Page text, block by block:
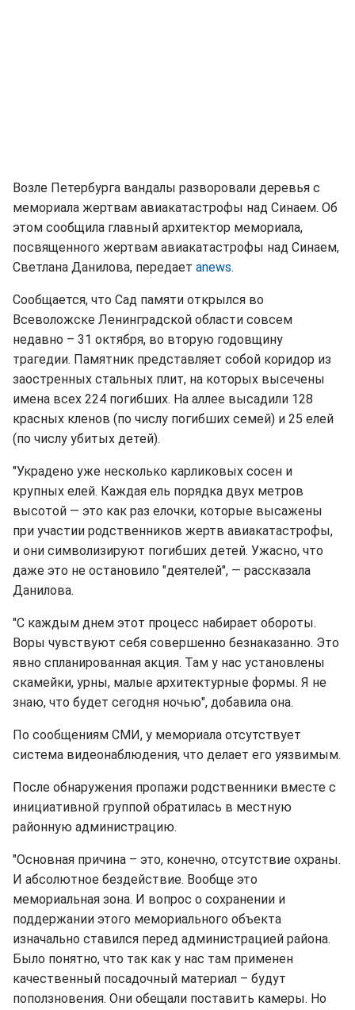
Возле Петербурга вандалы разворовали деревья с
мемориала жертвам авиакатастрофы над Синаем. Об
этом сообщила главный архитектор мемориала,
посвященного жертвам авиакатастрофы над Синаем,
Светлана Данилова, передает anews.
Сообщается, что Сад памяти открылся во
Всеволожске Ленинградской области совсем
недавно – 31 октября, во вторую годовщину
трагедии. Памятник представляет собой коридор из
заостренных стальных плит, на которых высечены
имена всех 224 погибших. На аллее высадили 128
красных кленов (по числу погибших семей) и 25 елей
(по числу убитых детей).
"Украдено уже несколько карликовых сосен и
крупных елей. Каждая ель порядка двух метров
высотой — это как раз елочки, которые высажены
при участии родственников жертв авиакатастрофы,
и они символизируют погибших детей. Ужасно, что
даже это не остановило "деятелей", — рассказала
Данилова.
"С каждым днем этот процесс набирает обороты.
Воры чувствуют себя совершенно безнаказанно. Это
явно спланированная акция. Там у нас установлены
скамейки, урны, малые архитектурные формы. Я не
знаю, что будет сегодня ночью", добавила она.
По сообщениям СМИ, у мемориала отсутствует
система видеонаблюдения, что делает его уязвимым.
После обнаружения пропажи родственники вместе с
инициативной группой обратилась в местную
районную администрацию.
"Основная причина – это, конечно, отсутствие охраны.
И абсолютное бездействие. Вообще это
мемориальная зона. И вопрос о сохранении и
поддержании этого мемориального объекта
изначально ставился перед администрацией района.
Было понятно, что так как у нас там применен
качественный посадочный материал – будут
поползновения. Они обещали поставить камеры. Но